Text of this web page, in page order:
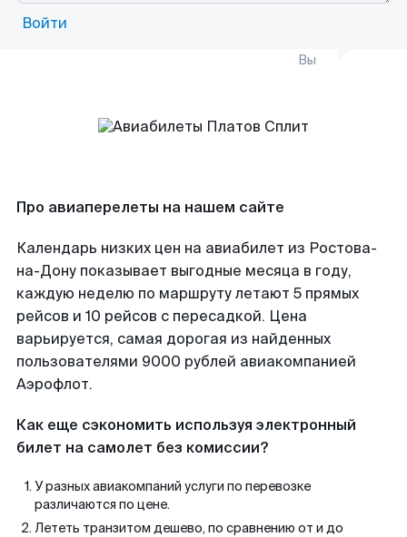
Войти
Вы
Про авиаперелеты на нашем сайте
Календарь низких цен на авиабилет из Ростова-
на-Дону показывает выгодные месяца в году,
каждую неделю по маршруту летают 5 прямых
рейсов и 10 рейсов с пересадкой. Цена
варьируется, самая дорогая из найденных
пользователями 9000 рублей авиакомпанией
Аэрофлот.
Как еще сэкономить используя электронный
билет на самолет без комиссии?
У разных авиакомпаний услуги по перевозке
различаются по цене.
Лететь транзитом дешево, по сравнению от и до